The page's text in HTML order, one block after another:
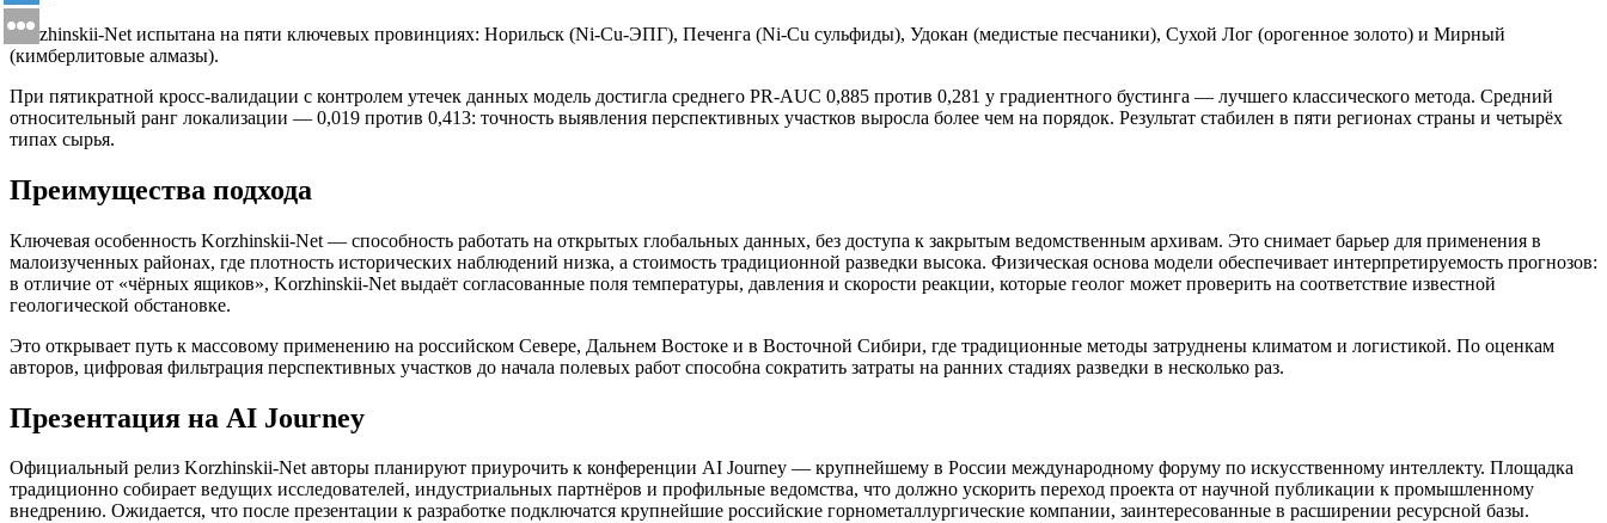
Korzhinskii-Net испытана на пяти ключевых провинциях: Норильск (Ni-Cu-ЭПГ), Печенга (Ni-Cu сульфиды), Удокан (медистые песчаники), Сухой Лог (орогенное золото) и Мирный
(кимберлитовые алмазы).
При пятикратной кросс-валидации с контролем утечек данных модель достигла среднего PR-AUC 0,885 против 0,281 у градиентного бустинга — лучшего классического метода. Средний
относительный ранг локализации — 0,019 против 0,413: точность выявления перспективных участков выросла более чем на порядок. Результат стабилен в пяти регионах страны и четырёх
типах сырья.
Преимущества подхода
Ключевая особенность Korzhinskii-Net — способность работать на открытых глобальных данных, без доступа к закрытым ведомственным архивам. Это снимает барьер для применения в
малоизученных районах, где плотность исторических наблюдений низка, а стоимость традиционной разведки высока. Физическая основа модели обеспечивает интерпретируемость прогнозов:
в отличие от «чёрных ящиков», Korzhinskii-Net выдаёт согласованные поля температуры, давления и скорости реакции, которые геолог может проверить на соответствие известной
геологической обстановке.
Это открывает путь к массовому применению на российском Севере, Дальнем Востоке и в Восточной Сибири, где традиционные методы затруднены климатом и логистикой. По оценкам
авторов, цифровая фильтрация перспективных участков до начала полевых работ способна сократить затраты на ранних стадиях разведки в несколько раз.
Презентация на AI Journey
Официальный релиз Korzhinskii-Net авторы планируют приурочить к конференции AI Journey — крупнейшему в России международному форуму по искусственному интеллекту. Площадка
традиционно собирает ведущих исследователей, индустриальных партнёров и профильные ведомства, что должно ускорить переход проекта от научной публикации к промышленному
внедрению. Ожидается, что после презентации к разработке подключатся крупнейшие российские горнометаллургические компании, заинтересованные в расширении ресурсной базы.